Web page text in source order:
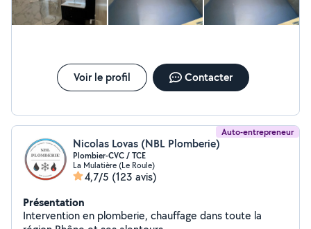
Voir le profil Contacter
Auto-entrepreneur
Nicolas Lovas (NBL Plomberie)
Plombier-CVC / TCE
La Mulatière (Le Roule)
4,7/5 (123 avis)
Présentation
Intervention en plomberie, chauffage dans toute la